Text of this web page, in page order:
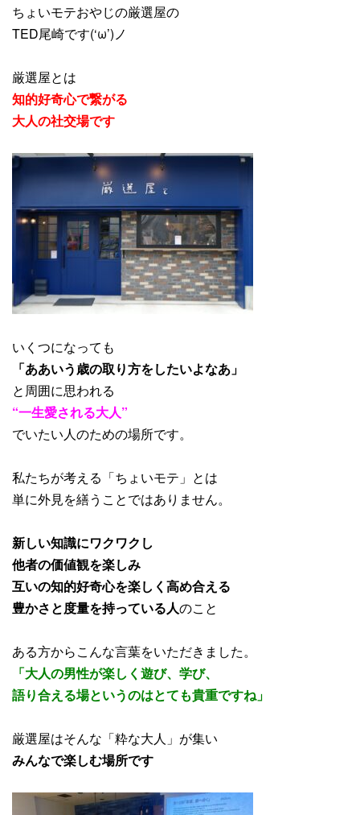
ちょいモテおやじの厳選屋の
TED尾崎です(‘ω’)ノ
厳選屋とは
知的好奇心で繋がる
大人の社交場です
いくつになっても
「ああいう歳の取り方をしたいよなあ」
と周囲に思われる
“一生愛される大人”
でいたい人のための場所です。
私たちが考える「ちょいモテ」とは
単に外見を繕うことではありません。
新しい知識にワクワクし
他者の価値観を楽しみ
互いの知的好奇心を楽しく高め合える
豊かさと度量を持っている人のこと
ある方からこんな言葉をいただきました。
「大人の男性が楽しく遊び、学び、
語り合える場というのはとても貴重ですね」
厳選屋はそんな「粋な大人」が集い
みんなで楽しむ場所です